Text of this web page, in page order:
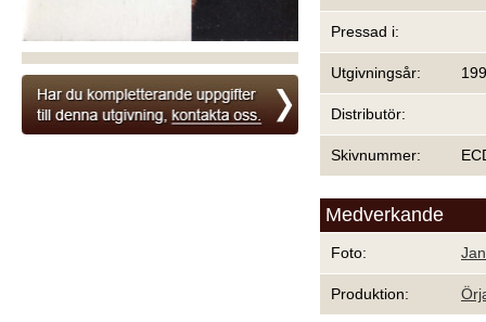
Pressad i:
Utgivningsår:
Distributör:
Skivnummer:
Medverkande
Foto:
Produktion: